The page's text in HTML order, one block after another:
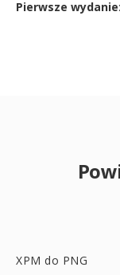
Pierwsze wydanie
XPM do PNG